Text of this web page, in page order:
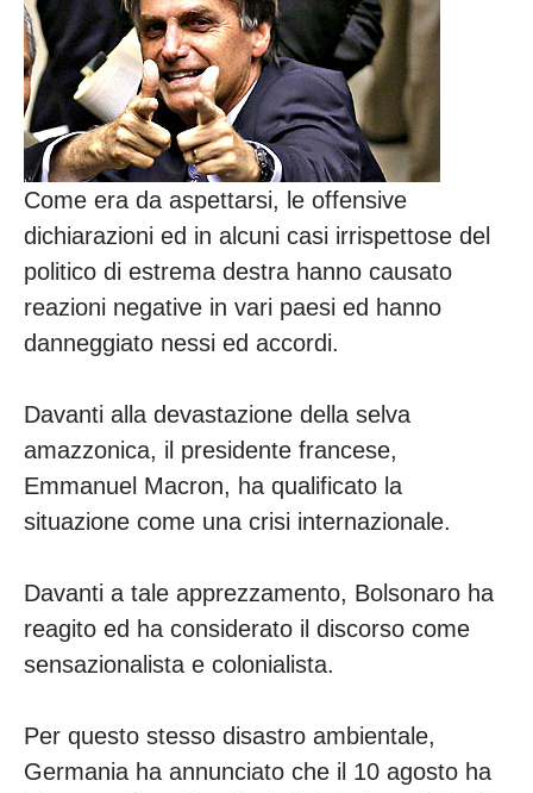
Come era da aspettarsi, le offensive
dichiarazioni ed in alcuni casi irrispettose del
politico di estrema destra hanno causato
reazioni negative in vari paesi ed hanno
danneggiato nessi ed accordi.
Davanti alla devastazione della selva
amazzonica, il presidente francese,
Emmanuel Macron, ha qualificato la
situazione come una crisi internazionale.
Davanti a tale apprezzamento, Bolsonaro ha
reagito ed ha considerato il discorso come
sensazionalista e colonialista.
Per questo stesso disastro ambientale,
Germania ha annunciato che il 10 agosto ha